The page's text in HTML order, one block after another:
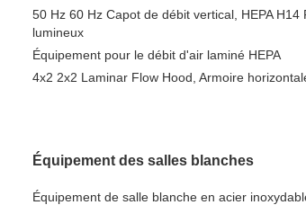
50 Hz 60 Hz Capot de débit vertical, HEPA
lumineux
Équipement pour le débit d'air laminé HEPA
4x2 2x2 Laminar Flow Hood, Armoire
Équipement des salles blanches
Équipement de salle blanche en acier